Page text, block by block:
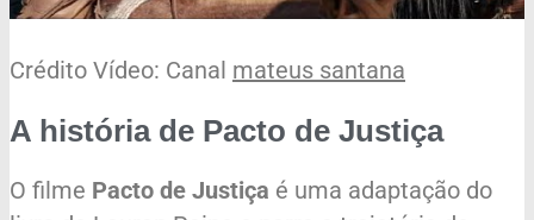
Crédito Vídeo: Canal mateus santana
A história de Pacto de Justiça
O filme Pacto de Justiça é uma adaptação do